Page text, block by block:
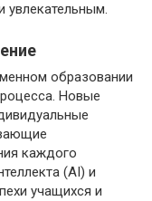
увлекательным.
образовании
Новые
каждого
(AI) и
учащихся и